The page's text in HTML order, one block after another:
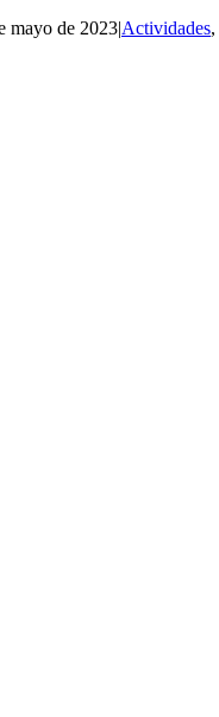
mayo de 2023|Actividades,